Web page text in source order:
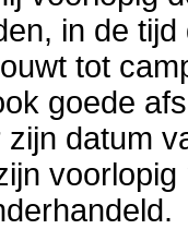
in de
tot
goede
zijn datum
voorlopig